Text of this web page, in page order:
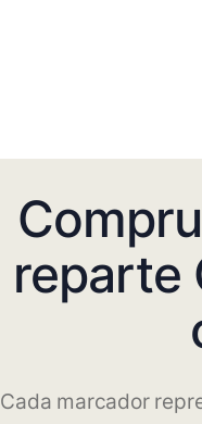
reparte
Cada marcador